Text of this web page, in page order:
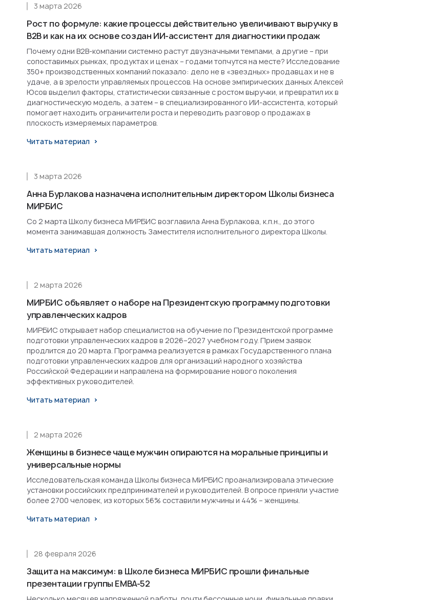
Рост по формуле: какие процессы действительно увеличивают выручку в
B2B и как на их основе создан ИИ-ассистент для диагностики продаж
3 марта 2026
Почему одни B2B-компании системно растут двузначными темпами, а другие – при
сопоставимых рынках, продуктах и ценах – годами топчутся на месте? Исследование
350+ производственных компаний показало: дело не в «звездных» продавцах и не в
удаче, а в зрелости управляемых процессов. На основе эмпирических данных Алексей
Юсов выделил факторы, статистически связанные с ростом выручки, и превратил их в
диагностическую модель, а затем – в специализированного ИИ-ассистента, который
помогает находить ограничители роста и переводить разговор о продажах в
плоскость измеряемых параметров.
Читать материал
Анна Бурлакова назначена исполнительным директором Школы бизнеса
МИРБИС
3 марта 2026
Со 2 марта Школу бизнеса МИРБИС возглавила Анна Бурлакова, к.п.н., до этого
момента занимавшая должность Заместителя исполнительного директора Школы.
Читать материал
МИРБИС объявляет о наборе на Президентскую программу подготовки
управленческих кадров
2 марта 2026
МИРБИС открывает набор специалистов на обучение по Президентской программе
подготовки управленческих кадров в 2026–2027 учебном году. Прием заявок
продлится до 20 марта. Программа реализуется в рамках Государственного плана
подготовки управленческих кадров для организаций народного хозяйства
Российской Федерации и направлена на формирование нового поколения
эффективных руководителей.
Читать материал
Женщины в бизнесе чаще мужчин опираются на моральные принципы и
универсальные нормы
2 марта 2026
Исследовательская команда Школы бизнеса МИРБИС проанализировала этические
установки российских предпринимателей и руководителей. В опросе приняли участие
более 2700 человек, из которых 56% составили мужчины и 44% – женщины.
Читать материал
Защита на максимум: в Школе бизнеса МИРБИС прошли финальные
презентации группы EMBA-52
28 февраля 2026